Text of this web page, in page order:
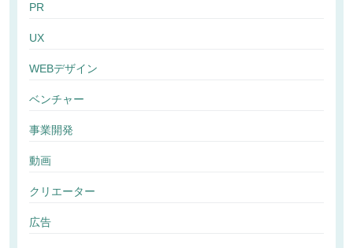
PR
UX
WEBデザイン
ベンチャー
事業開発
動画
クリエーター
広告